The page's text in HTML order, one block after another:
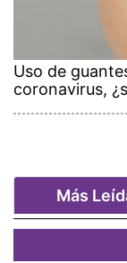
Uso de
coronavirus,
Más